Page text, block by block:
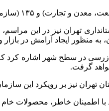
تهران نیز در این
به منظور ایجاد آرامش در
در سطح شهر اشاره کرد که
گرفت.
نیز بر رویکرد این سازمان
با اطمینان خاطر، محصولات